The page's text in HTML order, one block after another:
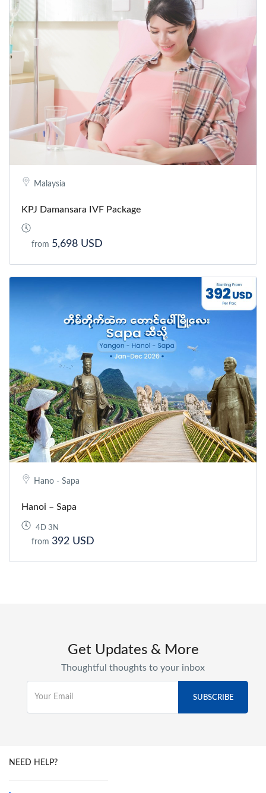
Malaysia
KPJ Damansara IVF Package
from 5,698 USD
Hano - Sapa
Hanoi – Sapa
4D 3N
from 392 USD
Get Updates & More
Thoughtful thoughts to your inbox
NEED HELP?